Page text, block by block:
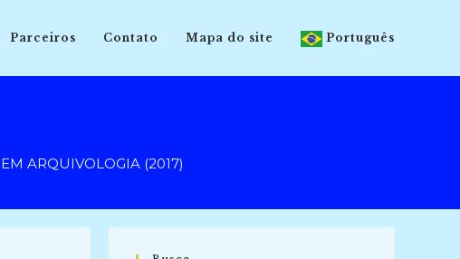
Parceiros Contato Mapa do site Português
ARQUIVOLOGIA (2017)